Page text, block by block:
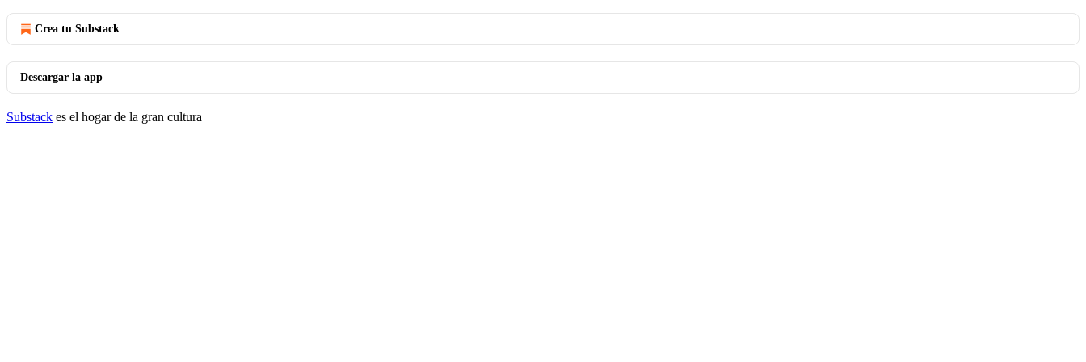
Crea tu Substack
Descargar la app
Substack es el hogar de la gran cultura